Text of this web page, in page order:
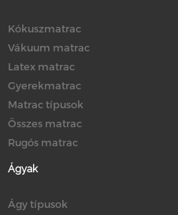
Kókuszmatrac
Vákuum matrac
Latex matrac
Gyerekmatrac
Matrac típusok
Összes matrac
Rugós matrac
Ágyak
Ágy típusok